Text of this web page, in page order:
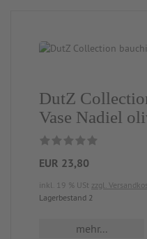
DutZ
Vase Nadiel
EUR 23,80
inkl. 19 % USt zzgl.
Lagerbestand 2
mehr...